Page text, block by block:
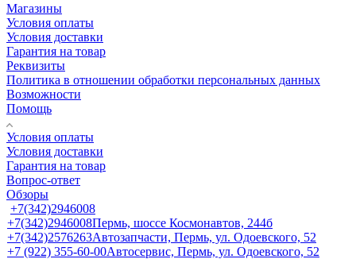
Магазины
Условия оплаты
Условия доставки
Гарантия на товар
Реквизиты
Политика в отношении обработки персональных данных
Возможности
Помощь
Условия оплаты
Условия доставки
Гарантия на товар
Вопрос-ответ
Обзоры
+7(342)2946008
+7(342)2946008Пермь, шоссе Космонавтов, 244б
+7(342)2576263Автозапчасти, Пермь, ул. Одоевского, 52
+7 (922) 355-60-00Автосервис, Пермь, ул. Одоевского, 52